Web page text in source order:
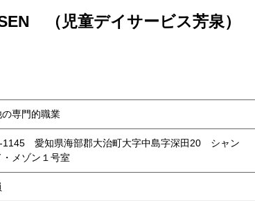
（児童デイサービス芳泉）
の専門的職業
1145 愛知県海部郡大治町大字中島字深田20 シャン
・メゾン１号室